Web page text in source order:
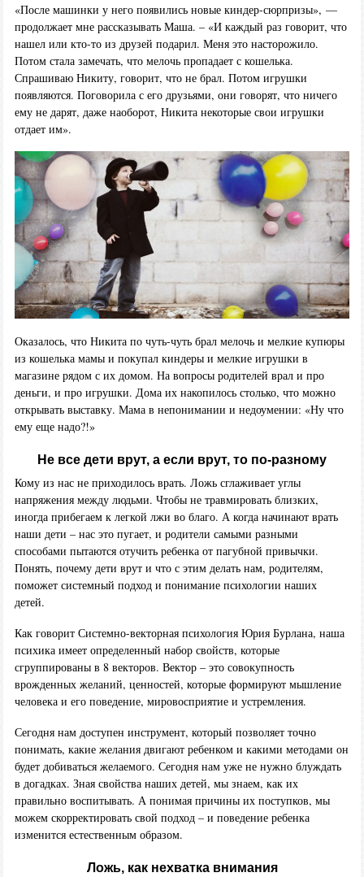
«После машинки у него появились новые киндер-сюрпризы», —
продолжает мне рассказывать Маша. – «И каждый раз говорит, что
нашел или кто-то из друзей подарил. Меня это насторожило.
Потом стала замечать, что мелочь пропадает с кошелька.
Спрашиваю Никиту, говорит, что не брал. Потом игрушки
появляются. Поговорила с его друзьями, они говорят, что ничего
ему не дарят, даже наоборот, Никита некоторые свои игрушки
отдает им».
Оказалось, что Никита по чуть-чуть брал мелочь и мелкие купюры
из кошелька мамы и покупал киндеры и мелкие игрушки в
магазине рядом с их домом. На вопросы родителей врал и про
деньги, и про игрушки. Дома их накопилось столько, что можно
открывать выставку. Мама в непонимании и недоумении: «Ну что
ему еще надо?!»
Не все дети врут, а если врут, то по-разному
Кому из нас не приходилось врать. Ложь сглаживает углы
напряжения между людьми. Чтобы не травмировать близких,
иногда прибегаем к легкой лжи во благо. А когда начинают врать
наши дети – нас это пугает, и родители самыми разными
способами пытаются отучить ребенка от пагубной привычки.
Понять, почему дети врут и что с этим делать нам, родителям,
поможет системный подход и понимание психологии наших
детей.
Как говорит Системно-векторная психология Юрия Бурлана, наша
психика имеет определенный набор свойств, которые
сгруппированы в 8 векторов. Вектор – это совокупность
врожденных желаний, ценностей, которые формируют мышление
человека и его поведение, мировосприятие и устремления.
Сегодня нам доступен инструмент, который позволяет точно
понимать, какие желания двигают ребенком и какими методами он
будет добиваться желаемого. Сегодня нам уже не нужно блуждать
в догадках. Зная свойства наших детей, мы знаем, как их
правильно воспитывать. А понимая причины их поступков, мы
можем скорректировать свой подход – и поведение ребенка
изменится естественным образом.
Ложь, как нехватка внимания